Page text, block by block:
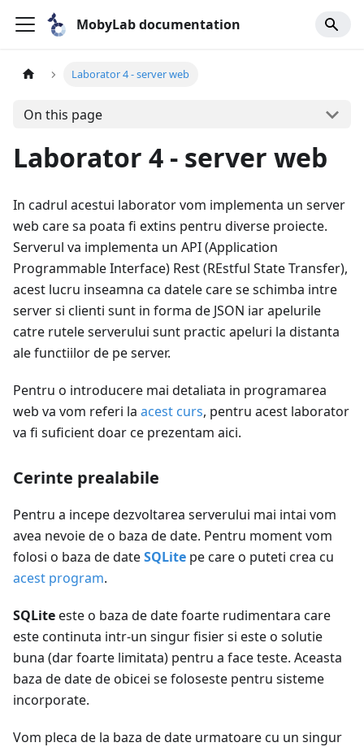
MobyLab documentation
Laborator 4 - server web
On this page
Laborator 4 - server web
In cadrul acestui laborator vom implementa un server
web care sa poata fi extins pentru diverse proiecte.
Serverul va implementa un API (Application
Programmable Interface) Rest (REstful State Transfer),
acest lucru inseamna ca datele care se schimba intre
server si clienti sunt in forma de JSON iar apelurile
catre rutele serverului sunt practic apeluri la distanta
ale functiilor de pe server.
Pentru o introducere mai detaliata in programarea
web va vom referi la acest curs, pentru acest laborator
va fi suficient doar ce prezentam aici.
Cerinte prealabile
Pentru a incepe dezvoltarea serverului mai intai vom
avea nevoie de o baza de date. Pentru moment vom
folosi o baza de dateSQLite pe care o puteti crea cu
acest program.
SQLiteeste o baza de date foarte rudimentara care
este continuta intr-un singur fisier si este o solutie
buna (dar foarte limitata) pentru a face teste. Aceasta
baza de date de obicei se foloseste pentru sisteme
incorporate.
Vom pleca de la baza de date urmatoare cu un singur